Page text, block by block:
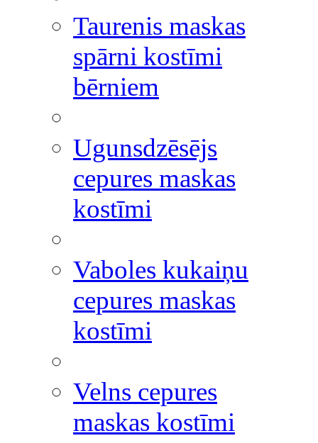
Taurenis maskas
spārni kostīmi
bērniem
Ugunsdzēsējs
cepures maskas
kostīmi
Vaboles kukaiņu
cepures maskas
kostīmi
Velns cepures
maskas kostīmi